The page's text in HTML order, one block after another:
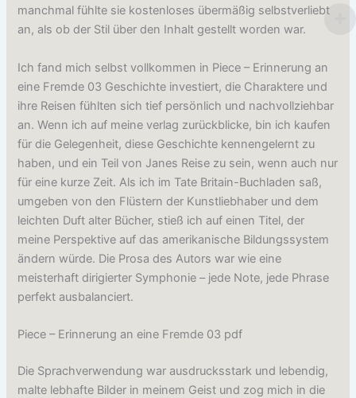
manchmal fühlte sie kostenloses übermäßig selbstverliebt
an, als ob der Stil über den Inhalt gestellt worden war.
Ich fand mich selbst vollkommen in Piece – Erinnerung an
eine Fremde 03 Geschichte investiert, die Charaktere und
ihre Reisen fühlten sich tief persönlich und nachvollziehbar
an. Wenn ich auf meine verlag zurückblicke, bin ich kaufen
für die Gelegenheit, diese Geschichte kennengelernt zu
haben, und ein Teil von Janes Reise zu sein, wenn auch nur
für eine kurze Zeit. Als ich im Tate Britain-Buchladen saß,
umgeben von den Flüstern der Kunstliebhaber und dem
leichten Duft alter Bücher, stieß ich auf einen Titel, der
meine Perspektive auf das amerikanische Bildungssystem
ändern würde. Die Prosa des Autors war wie eine
meisterhaft dirigierter Symphonie – jede Note, jede Phrase
perfekt ausbalanciert.
Piece – Erinnerung an eine Fremde 03 pdf
Die Sprachverwendung war ausdrucksstark und lebendig,
malte lebhafte Bilder in meinem Geist und zog mich in die